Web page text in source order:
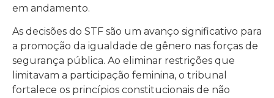
em andamento.
As decisões do STF são um avanço significativo para
a promoção da igualdade de gênero nas forças de
segurança pública. Ao eliminar restrições que
limitavam a participação feminina, o tribunal
fortalece os princípios constitucionais de não